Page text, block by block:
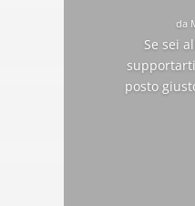
da
Se sei
posto